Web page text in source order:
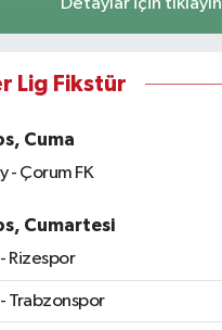
Detaylar için tıklayın
Lig Fikstür
Cuma
- Çorum FK
Cumartesi
Rizespor
- Trabzonspor